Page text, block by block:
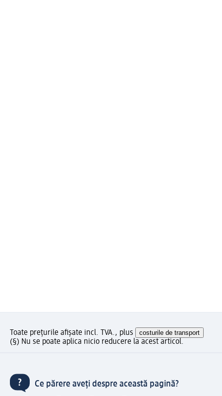
Toate prețurile afișate incl. TVA., plus costurile de transport
(§) Nu se poate aplica nicio reducere la acest articol.
Ce părere aveți despre această pagină?